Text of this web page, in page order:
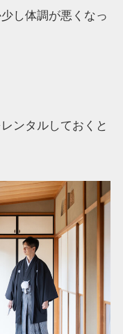
し体調が悪くなっ
ンタルしておくと